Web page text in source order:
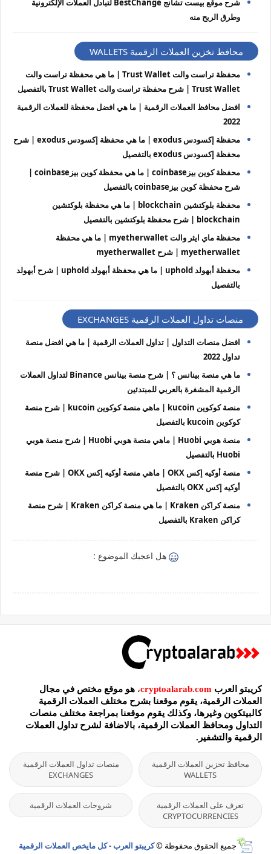
شرح موقع بيست تشانج BestChange لتبادل العملات الإلكترونية
وطرق الربح منه
محافظ تخزين العملات الرقمية WALLETS
محفظة تراست والت Trust Wallet | ما هي محفظة تراست والت
Trust Wallet | شرح محفظة تراست والت Trust Wallet بالتفصيل
افضل محافظ العملات الرقمية | ما هي افضل محفظة للعملات الرقمية
2022
محفظة إكسودس exodus | ما هي محفظة إكسودس exodus | شرح
محفظة إكسودس exodus بالتفصيل
محفظة كوين بيزcoinbase | ما هي محفظة كوين بيزcoinbase |
شرح محفظة كوين بيزcoinbase بالتفصيل
محفظة بلوكتشين blockchain | ما هي محفظة بلوكتشين
blockchain | شرح محفظة بلوكتشين بالتفصيل
محفظة ماي ايثر والت myetherwallet | ما هي محفظة
myetherwallet | شرح myetherwallet
محفظة أبهولد uphold | ما هي محفظة أبهولد uphold | شرح أبهولد
بالتفصيل
منصات تداول العملات الرقمية EXCHANGES
افضل منصات التداول | تداول العملات الرقمية | ما هي افضل منصة
تداول 2022
ما هي منصة بينانس ؟ | شرح منصة بينانس Binance لتداول العملات
الرقمية المشفرة بالعربي للمبتدئين
منصة كوكوين kucoin | ماهي منصة كوكوين kucoin | شرح منصة
كوكوين kucoin بالتفصيل
منصة هوبي Huobi | ماهي منصة هوبي Huobi | شرح منصة هوبي
Huobi بالتفصيل
منصة أوكيه إكس OKX | ماهي منصة أوكيه إكس OKX | شرح منصة
أوكيه إكس OKX بالتفصيل
منصة كراكن Kraken | ما هي منصة كراكن Kraken | شرح منصة
كراكن Kraken بالتفصيل
هل اعجبك الموضوع :
كريبتو العرب cryptoalarab.com، هو موقع مختص في مجال
العملات الرقمية، يقوم موقعنا بشرح مختلف العملات الرقمية
كالبيتكوين وغيرها، وكذلك يقوم موقعنا بمراجعة مختلف منصات
التداول ومحافظ العملات الرقمية، بالاضافة لشرح تداول العملات
الرقمية والتشفير.
محافظ تخزين العملات الرقمية
WALLETS
منصات تداول العملات الرقمية
EXCHANGES
تعرف على العملات الرقمية
CRYPTOCURRENCIES
شروحات العملات الرقمية
جميع الحقوق محفوظة ©كريبتو العرب - كل مايخص العملات الرقمية